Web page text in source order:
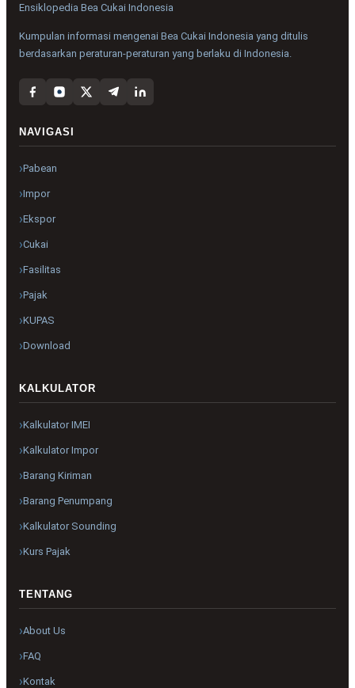
Ensiklopedia Bea Cukai Indonesia
Kumpulan informasi mengenai Bea Cukai Indonesia yang ditulis
berdasarkan peraturan-peraturan yang berlaku di Indonesia.
NAVIGASI
Pabean
Impor
Ekspor
Cukai
Fasilitas
Pajak
KUPAS
Download
KALKULATOR
Kalkulator IMEI
Kalkulator Impor
Barang Kiriman
Barang Penumpang
Kalkulator Sounding
Kurs Pajak
TENTANG
About Us
FAQ
Kontak